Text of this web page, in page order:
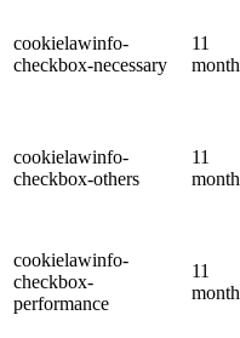
cookielawinfo-
checkbox-necessary
11
cookielawinfo-
checkbox-others
11
cookielawinfo-
checkbox-
performance
11